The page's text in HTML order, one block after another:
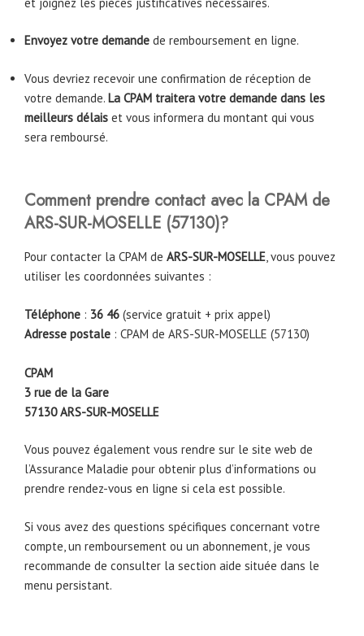
Envoyez votre demande de remboursement en ligne.
Vous devriez recevoir une confirmation de réception de
votre demande. La CPAM traitera votre demande dans les
meilleurs délais et vous informera du montant qui vous
sera remboursé.
Comment prendre contact avec la CPAM de
ARS-SUR-MOSELLE (57130)?
Pour contacter la CPAM de ARS-SUR-MOSELLE, vous pouvez
utiliser les coordonnées suivantes :
Téléphone : 36 46 (service gratuit + prix appel)
Adresse postale : CPAM de ARS-SUR-MOSELLE (57130)
CPAM
3 rue de la Gare
57130 ARS-SUR-MOSELLE
Vous pouvez également vous rendre sur le site web de
l’Assurance Maladie pour obtenir plus d’informations ou
prendre rendez-vous en ligne si cela est possible.
Si vous avez des questions spécifiques concernant votre
compte, un remboursement ou un abonnement, je vous
recommande de consulter la section aide située dans le
menu persistant.